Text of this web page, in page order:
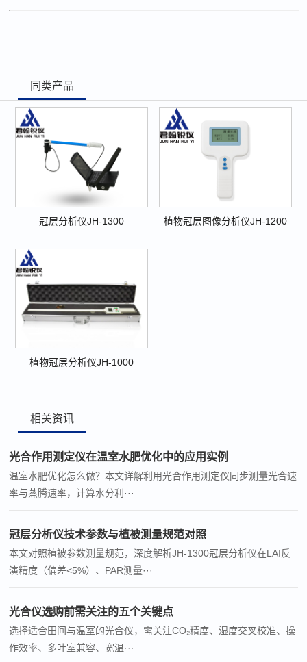
同类产品
冠层分析仪JH-1300 植物冠层图像分析仪JH-1200
植物冠层分析仪JH-1000
相关资讯
光合作用测定仪在温室水肥优化中的应用实例
温室水肥优化怎么做？本文详解利用光合作用测定仪同步测量光合速
率与蒸腾速率，计算水分利···
冠层分析仪技术参数与植被测量规范对照
本文对照植被参数测量规范，深度解析JH-1300冠层分析仪在LAI反
演精度（偏差<5%）、PAR测量···
光合仪选购前需关注的五个关键点
选择适合田间与温室的光合仪，需关注CO₂精度、湿度交叉校准、操
作效率、多叶室兼容、宽温···